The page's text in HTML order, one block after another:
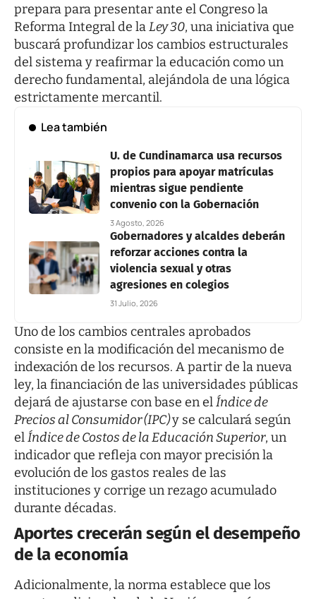
prepara para presentar ante el Congreso la
Reforma Integral de laLey 30, una iniciativa que
buscará profundizar los cambios estructurales
del sistema y reafirmar la educación como un
derecho fundamental, alejándola de una lógica
estrictamente mercantil.
Lea también
U. de Cundinamarca usa recursos
propios para apoyar matrículas
mientras sigue pendiente
convenio con la Gobernación
3 Agosto, 2026
Gobernadores y alcaldes deberán
reforzar acciones contra la
violencia sexual y otras
agresiones en colegios
31 Julio, 2026
Uno de los cambios centrales aprobados
consiste en la modificación del mecanismo de
indexación de los recursos. A partir de la nueva
ley, la financiación de las universidades públicas
dejará de ajustarse con base en elÍndice de
Precios al Consumidor (IPC)y se calculará según
elÍndice de Costos de la Educación Superior, un
indicador que refleja con mayor precisión la
evolución de los gastos reales de las
instituciones y corrige un rezago acumulado
durante décadas.
Aportes crecerán según el desempeño
de la economía
Adicionalmente, la norma establece que los